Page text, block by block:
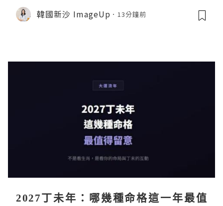
韓國新沙 ImageUp 13分鐘前
2027丁未年：哪幾種命格這一年最值